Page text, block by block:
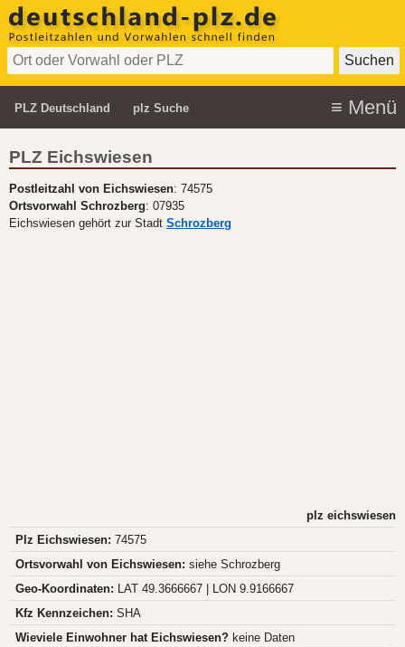
PLZ Deutschland plz Suche
PLZ Eichswiesen
Postleitzahl von Eichswiesen: 74575
Ortsvorwahl Schrozberg: 07935
Eichswiesen gehört zur Stadt Schrozberg
plz eichswiesen
Plz Eichswiesen: 74575
Ortsvorwahl von Eichswiesen: siehe Schrozberg
Geo-Koordinaten: LAT 49.3666667 | LON 9.9166667
Kfz Kennzeichen: SHA
Wieviele Einwohner hat Eichswiesen? keine Daten